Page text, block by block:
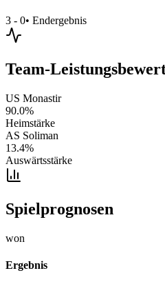
3 - 0• Endergebnis
Team-
US Monastir
90.0%
Heimstärke
AS Soliman
13.4%
Auswärtsstärke
Spielprognosen
won
Ergebnis